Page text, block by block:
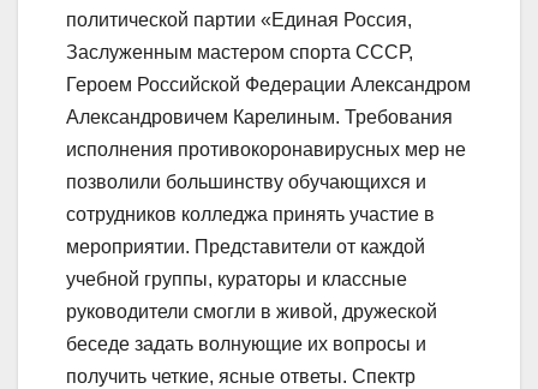
политической партии «Единая Россия,
Заслуженным мастером спорта СССР,
Героем Российской Федерации Александром
Александровичем Карелиным. Требования
исполнения противокоронавирусных мер не
позволили большинству обучающихся и
сотрудников колледжа принять участие в
мероприятии. Представители от каждой
учебной группы, кураторы и классные
руководители смогли в живой, дружеской
беседе задать волнующие их вопросы и
получить четкие, ясные ответы. Спектр